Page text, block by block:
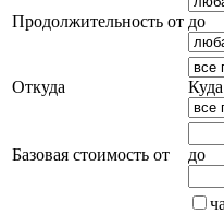
Продолжительность от до
Откуда Куда
Базовая стоимость от
до